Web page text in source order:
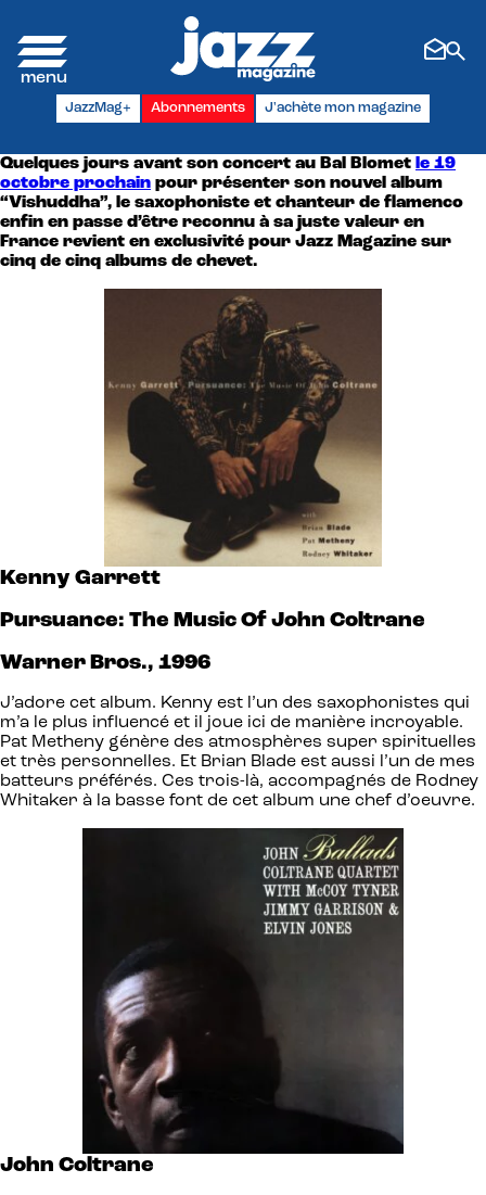
JazzMag+ Abonnements J'achète mon magazine
Quelques jours avant son concert au Bal Blomet le 19
octobre prochain pour présenter son nouvel album
“Vishuddha”, le saxophoniste et chanteur de flamenco
enfin en passe d’être reconnu à sa juste valeur en
France revient en exclusivité pour Jazz Magazine sur
cinq de cinq albums de chevet.
Kenny Garrett
Pursuance: The Music Of John Coltrane
Warner Bros., 1996
J’adore cet album. Kenny est l’un des saxophonistes qui
m’a le plus influencé et il joue ici de manière incroyable.
Pat Metheny génère des atmosphères super spirituelles
et très personnelles. Et Brian Blade est aussi l’un de mes
batteurs préférés. Ces trois-là, accompagnés de Rodney
Whitaker à la basse font de cet album une chef d’oeuvre.
John Coltrane